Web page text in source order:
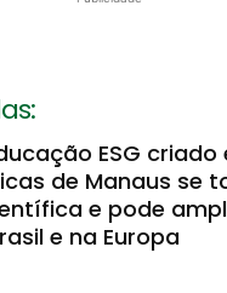
ESG criado
de Manaus se
e pode
e na Europa